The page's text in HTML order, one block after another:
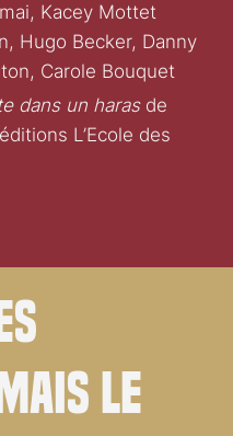
Kacey Mottet
Hugo Becker, Danny
Carole Bouquet
dans un harasde
L’Ecole des
le